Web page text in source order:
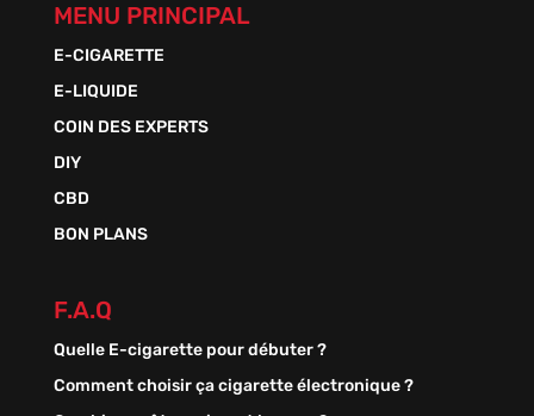
MENU PRINCIPAL
E-CIGARETTE
E-LIQUIDE
COIN DES EXPERTS
DIY
CBD
BON PLANS
F.A.Q
Quelle E-cigarette pour débuter ?
Comment choisir ça cigarette électronique ?